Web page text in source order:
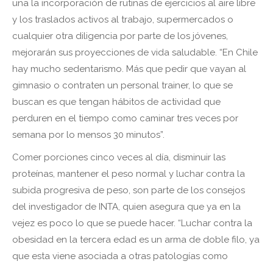
una la incorporación de rutinas de ejercicios al aire libre
y los traslados activos al trabajo, supermercados o
cualquier otra diligencia por parte de los jóvenes,
mejorarán sus proyecciones de vida saludable. “En Chile
hay mucho sedentarismo. Más que pedir que vayan al
gimnasio o contraten un personal trainer, lo que se
buscan es que tengan hábitos de actividad que
perduren en el tiempo como caminar tres veces por
semana por lo mensos 30 minutos”.
Comer porciones cinco veces al día, disminuir las
proteínas, mantener el peso normal y luchar contra la
subida progresiva de peso, son parte de los consejos
del investigador de INTA, quien asegura que ya en la
vejez es poco lo que se puede hacer. “Luchar contra la
obesidad en la tercera edad es un arma de doble filo, ya
que esta viene asociada a otras patologías como